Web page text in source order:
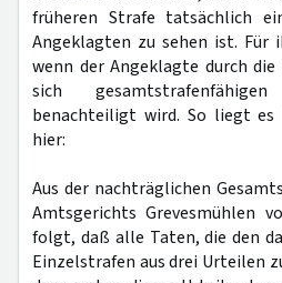
früheren Strafe tatsächlich
Angeklagten zu sehen ist. Für
wenn der Angeklagte durch
sich
benachteiligt wird. So liegt es
hier:
Aus der nachträglichen
Amtsgerichts Grevesmühlen
folgt, daß alle Taten, die den
Einzelstrafen aus drei Urteilen